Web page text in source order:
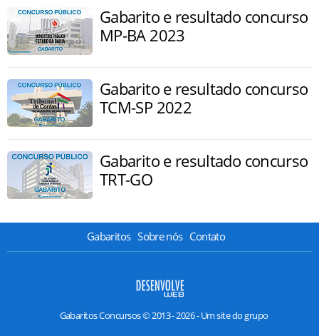
Gabarito e resultado concurso
MP-BA 2023
Gabarito e resultado concurso
TCM-SP 2022
Gabarito e resultado concurso
TRT-GO
Gabaritos Sobre nós Contato
Gabaritos Concursos © 2013 - 2026 - Um site do grupo